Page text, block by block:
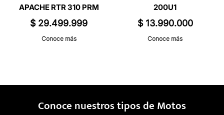
APACHE RTR 310 PRM
$ 29.499.999
Conoce más
200U1
$ 13.990.000
Conoce más
Conoce nuestros tipos de Motos